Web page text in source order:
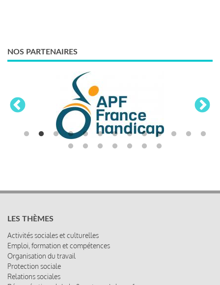
NOS PARTENAIRES
LES THÈMES
Activités sociales et culturelles
Emploi, formation et compétences
Organisation du travail
Protection sociale
Relations sociales